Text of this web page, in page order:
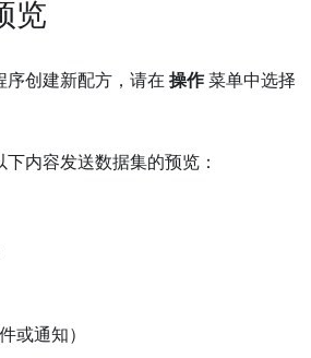
览
序创建新配方，请在 操作菜单中选择
内容发送数据集的预览：
或通知）